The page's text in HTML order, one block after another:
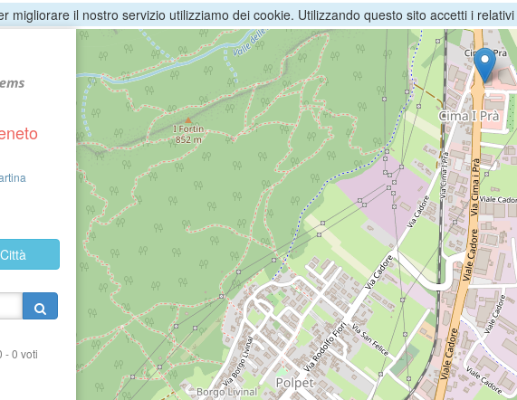
migliorare il nostro servizio utilizziamo dei cookie. Utilizzando questo sito accetti i relativi
Città
-0 voti